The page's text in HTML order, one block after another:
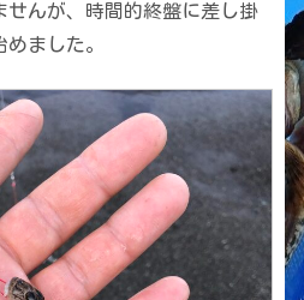
せんが、時間的終盤に差し掛
ました。